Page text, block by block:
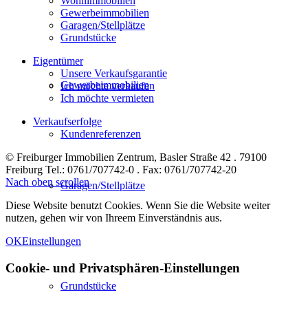
Gewerbeimmobilien
Garagen/Stellplätze
Grundstücke
Gewerbeimmobilien
Garagen/Stellplätze
Grundstücke
Eigentümer
Unsere Verkaufsgarantie
Ich möchte verkaufen
Ich möchte vermieten
Verkaufserfolge
Kundenreferenzen
© Freiburger Immobilien Zentrum, Basler Straße 42 . 79100
Freiburg Tel.: 0761/707742-0 . Fax: 0761/707742-20
Nach oben scrollen
Diese Website benutzt Cookies. Wenn Sie die Website weiter
nutzen, gehen wir von Ihreem Einverständnis aus.
OKEinstellungen
Cookie- und Privatsphären-Einstellungen